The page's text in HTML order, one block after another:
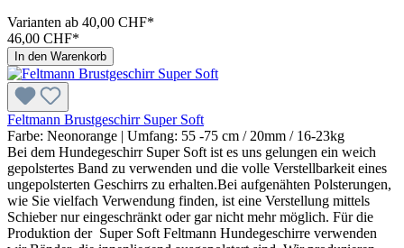
Varianten ab 40,00 CHF*
46,00 CHF*
In den Warenkorb
Feltmann Brustgeschirr Super Soft
Farbe: Neonorange | Umfang: 55 -75 cm / 20mm / 16-23kg
Bei dem Hundegeschirr Super Soft ist es uns gelungen ein weich
gepolstertes Band zu verwenden und die volle Verstellbarkeit eines
ungepolsterten Geschirrs zu erhalten.Bei aufgenähten Polsterungen,
wie Sie vielfach Verwendung finden, ist eine Verstellung mittels
Schieber nur eingeschränkt oder gar nicht mehr möglich. Für die
Produktion der Super Soft Feltmann Hundegeschirre verwenden